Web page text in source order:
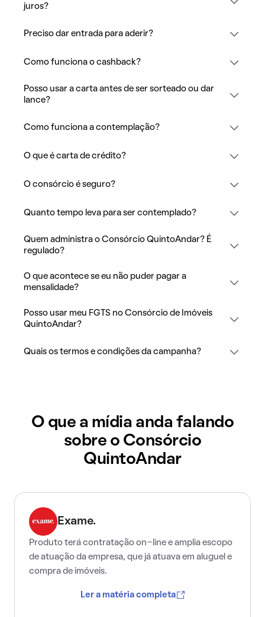
juros?
Preciso dar entrada para aderir?
Como funciona o cashback?
Posso usar a carta antes de ser sorteado ou dar
lance?
Como funciona a contemplação?
O que é carta de crédito?
O consórcio é seguro?
Quanto tempo leva para ser contemplado?
Quem administra o Consórcio QuintoAndar? É
regulado?
O que acontece se eu não puder pagar a
mensalidade?
Posso usar meu FGTS no Consórcio de Imóveis
QuintoAndar?
Quais os termos e condições da campanha?
O que a mídia anda falando
sobre o Consórcio
QuintoAndar
Exame.
Produto terá contratação on-line e amplia escopo
de atuação da empresa, que já atuava em aluguel e
compra de imóveis.
Ler a matéria completa